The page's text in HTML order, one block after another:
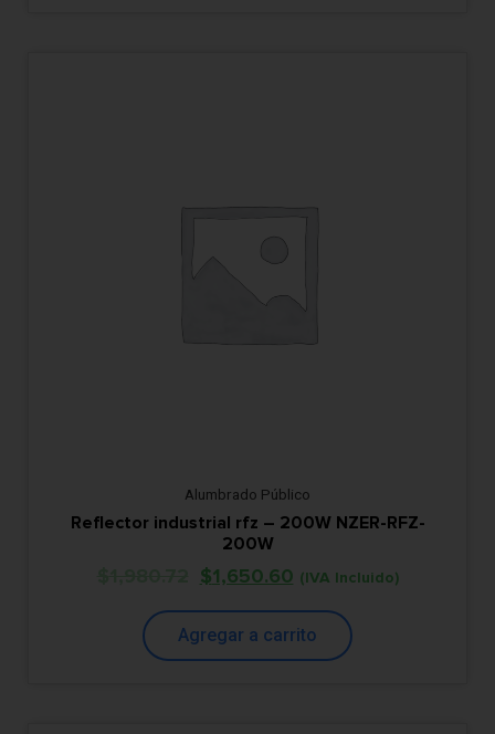
Alumbrado Público
Reflector industrial rfz – 200W NZER-RFZ-
200W
$1,650.60 (IVA Incluido)
Agregar a carrito